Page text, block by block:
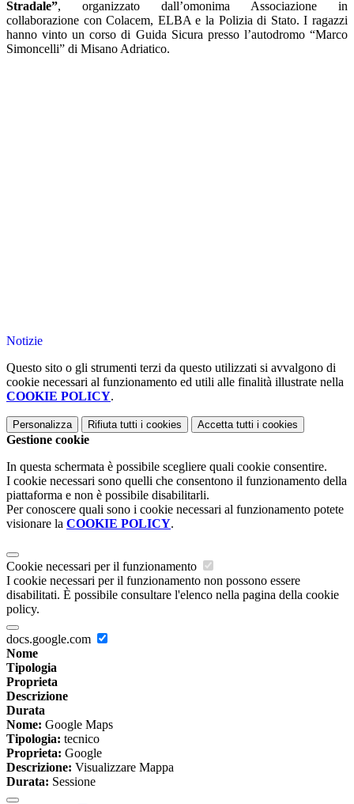
Stradale”, organizzato dall’omonima Associazione in
collaborazione con Colacem, ELBA e la Polizia di Stato. I ragazzi
hanno vinto un corso di Guida Sicura presso l’autodromo “Marco
Simoncelli” di Misano Adriatico.
Notizie
Questo sito o gli strumenti terzi da questo utilizzati si avvalgono di
cookie necessari al funzionamento ed utili alle finalità illustrate nella
COOKIE POLICY.
Personalizza Rifiuta tutti i cookies Accetta tutti i cookies
Gestione cookie
In questa schermata è possibile scegliere quali cookie consentire.
I cookie necessari sono quelli che consentono il funzionamento della
piattaforma e non è possibile disabilitarli.
Per conoscere quali sono i cookie necessari al funzionamento potete
visionare la COOKIE POLICY.
Cookie necessari per il funzionamento
I cookie necessari per il funzionamento non possono essere
disabilitati. È possibile consultare l'elenco nella pagina della cookie
policy.
docs.google.com
Nome
Tipologia
Proprieta
Descrizione
Durata
Nome: Google Maps
Tipologia: tecnico
Proprieta: Google
Descrizione: Visualizzare Mappa
Durata: Sessione